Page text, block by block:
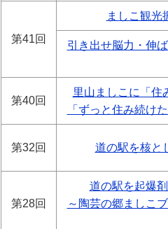
第41回
ましこ観光
引き出せ脳力・伸
第40回
里山ましこに「住
「ずっと住み続け
第32回 道の駅を核と
第28回
道の駅を起爆
～陶芸の郷ましこ